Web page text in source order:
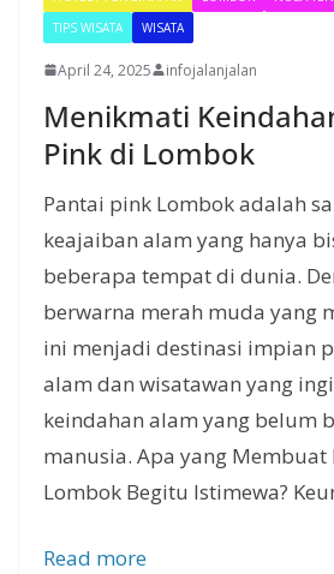
TIPS WISATA
WISATA
April 24, 2025 infojalanjalan
Menikmati
Pink di Lombok
Pantai pink Lombok adalah
keajaiban alam yang hanya
beberapa tempat di dunia.
berwarna merah muda yang
ini menjadi destinasi impian
alam dan wisatawan yang
keindahan alam yang belum
manusia. Apa yang Membuat
Lombok Begitu Istimewa?
Read more